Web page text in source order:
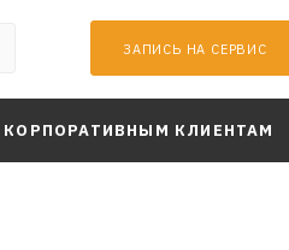
ЗАПИСЬ НА СЕРВИС
КОРПОРАТИВНЫМ КЛИЕНТАМ